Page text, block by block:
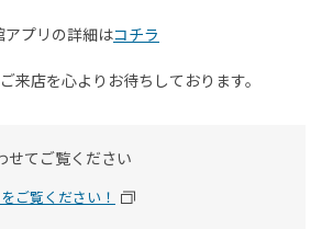
アプリの詳細はコチラ
来店を心よりお待ちしております。
せてご覧ください
ご覧ください！